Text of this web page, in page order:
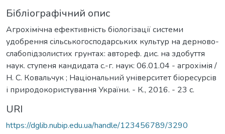
Бібліографічний опис
Агрохімічна ефективність біологізації системи
удобрення сільськогосподарських культур на дерново-
слабопідзолистих грунтах: автореф. дис. на здобуття
наук. ступеня кандидата с.-г. наук: 06.01.04 - агрохімія /
Н. С. Ковальчук ; Національний університет біоресурсів
і природокористування України. - К., 2016. - 23 с.
URI
https://dglib.nubip.edu.ua/handle/123456789/3290